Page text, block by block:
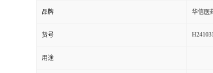
品牌 华信医
货号 H241031
用途